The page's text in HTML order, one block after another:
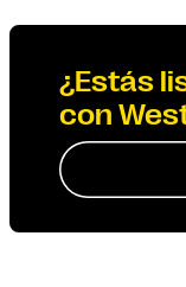
¿Estás
con